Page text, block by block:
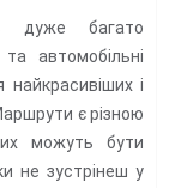
дуже багато
автомобільні
і
є різною
можуть бути
не зустрінеш у